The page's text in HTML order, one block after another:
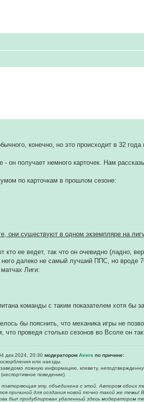
конечно, но это происходит в 32 года
- он получает немного карточек. Нам
по карточкам в прошлом сезоне:
они существуют в одном экземпляре на
ее ведет, так что он очевидно (ладно,
далеко не самый лучший ППС, но вроде
Лиги:
команды с таким показателем хотя
бы пояснить, что механика игры не
что проведя столько сезонов во Всоле он
дек 2024, 20:30 модераторомAvers по причине:
или наезды.
ложнyю инфоpмацию, клеветy,
поведение).
эту, объединена с этой. Автором обоих
причиной для создания новой точно такой же
был продублирован удаленный здесь модератором